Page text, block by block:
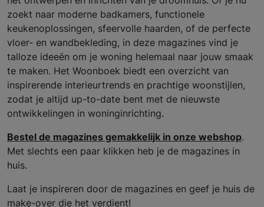
zoekt naar moderne badkamers, functionele
keukenoplossingen, sfeervolle haarden, of de perfecte
vloer- en wandbekleding, in deze magazines vind je
talloze ideeën om je woning helemaal naar jouw smaak
te maken. Het Woonboek biedt een overzicht van
inspirerende interieurtrends en prachtige woonstijlen,
zodat je altijd up-to-date bent met de nieuwste
ontwikkelingen in woninginrichting.
Bestel de magazines gemakkelijk in onze webshop.
Met slechts een paar klikken heb je de magazines in
huis.
Laat je inspireren door de magazines en geef je huis de
make-over die het verdient!